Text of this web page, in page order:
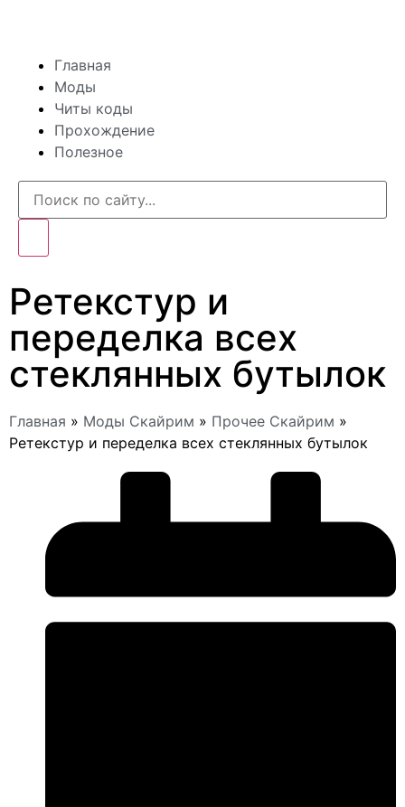
Главная
Моды
Читы коды
Прохождение
Полезное
Ретекстур и
переделка всех
стеклянных бутылок
Главная » Моды Скайрим » Прочее Скайрим »
Ретекстур и переделка всех стеклянных бутылок